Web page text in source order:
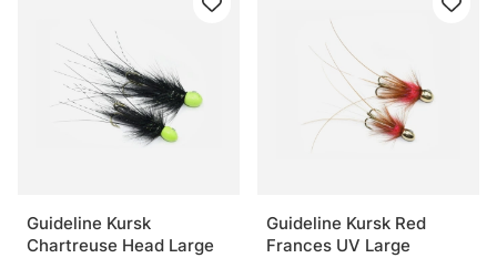
Guideline Kursk
Chartreuse Head Large
Guideline Kursk Red
Frances UV Large